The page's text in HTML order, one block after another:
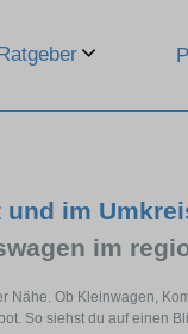
im
im
Ob Kleinwagen,
So siehst du auf einen